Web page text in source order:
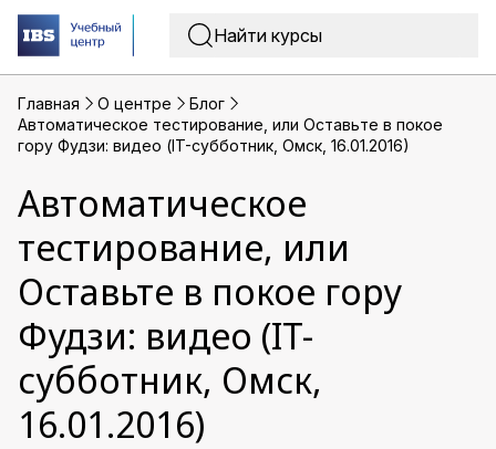
Главная O центре
Блог
Автоматическое тестирование, или Оставьте в покое
гору Фудзи: видео (IT-субботник, Омск, 16.01.2016)
Автоматическое
тестирование, или
Оставьте в покое гору
Фудзи: видео (IT-
субботник, Омск,
16.01.2016)